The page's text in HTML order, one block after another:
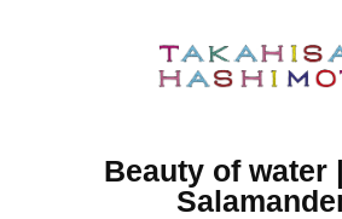
Beauty of water